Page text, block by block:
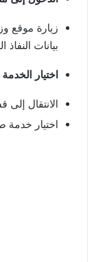
زيارة موقع
بيانات النفاذ
اختيار الخدمة
الانتقال إلى
اختيار خدمة